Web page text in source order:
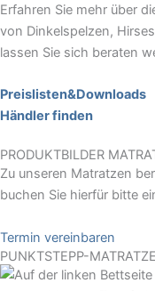
Erfahren Sie mehr über
von Dinkelspelzen,
lassen Sie sich beraten
Preislisten&Downloads
Händler finden
PRODUKTBILDER
Zu unseren Matratzen
buchen Sie hierfür bitte
Termin vereinbaren
PUNKTSTEPP-